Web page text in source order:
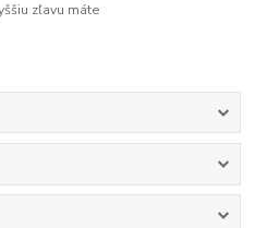
zľavu máte